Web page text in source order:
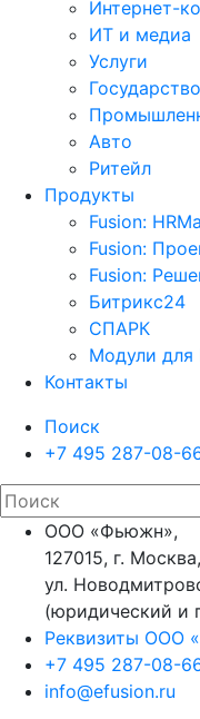
Интернет-
ИТ и медиа
Услуги
Государство
Авто
Ритейл
Продукты
Fusion:
Fusion:
Fusion:
Битрикс24
СПАРК
Модули для
Контакты
Поиск
+7 495 287-08-
ООО «Фьюжн»,
127015, г. Москва,
ул.
(юридический и
Реквизиты ООО
+7 495 287-08-
info@efusion.ru